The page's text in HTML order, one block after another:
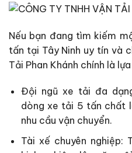
Nếu bạn đang tìm kiếm
tấn tại Tây Ninh uy tín và
Tải Phan Khánh chính là
Đội ngũ xe tải đa
dòng xe tải 5 tấn chất
nhu cầu vận chuyển.
Tài xế chuyên nghiệp: